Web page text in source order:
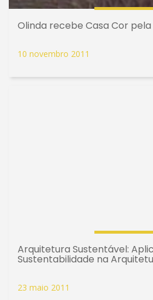
Olinda recebe Casa Cor
10 novembro 2011
Arquitetura Sustentável:
Sustentabilidade na
23 maio 2011